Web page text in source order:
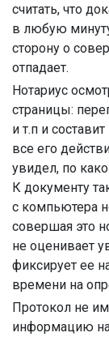
считать, что
в любую
сторону о
отпадает.
Нотариус
страницы:
и т.п и
все его
увидел, по
К документу
с компьютера
совершая это
не оценивает
фиксирует ее
времени на
Протокол не
информацию на